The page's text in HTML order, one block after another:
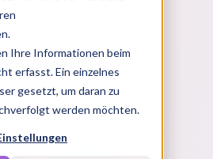
Ihre Informationen beim
erfasst. Ein einzelnes
gesetzt, um daran zu
werden möchten.